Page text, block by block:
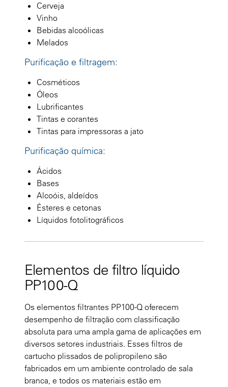
Cerveja
Vinho
Bebidas alcoólicas
Melados
Purificação e filtragem:
Cosméticos
Óleos
Lubrificantes
Tintas e corantes
Tintas para impressoras a jato
Purificação química:
Ácidos
Bases
Alcoóis, aldeídos
Ésteres e cetonas
Líquidos fotolitográficos
Elementos de filtro líquido
PP100-Q
Os elementos filtrantes PP100-Q oferecem
desempenho de filtração com classificação
absoluta para uma ampla gama de aplicações em
diversos setores industriais. Esses filtros de
cartucho plissados de polipropileno são
fabricados em um ambiente controlado de sala
branca, e todos os materiais estão em